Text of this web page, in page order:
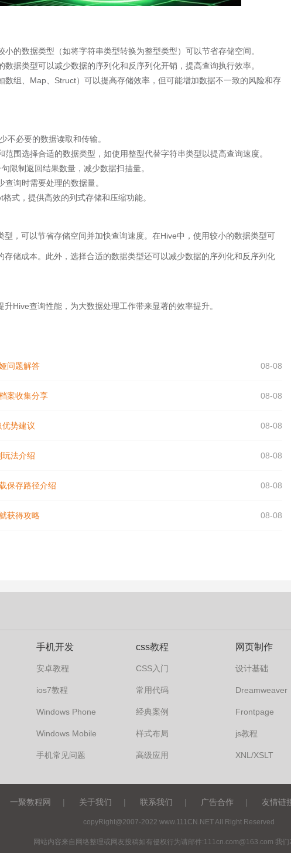
的数据类型（如将字符串类型转换为整型类型）可以节省存储空间。
据类型可以减少数据的序列化和反序列化开销，提高查询执行效率。
数组、Map、Struct）可以提高存储效率，但可能增加数据不一致的风险和存
不必要的数据读取和传输。
围选择合适的数据类型，如使用整型代替字符串类型以提高查询速度。
限制返回结果数量，减少数据扫描量。
询时需要处理的数据量。
式，提供高效的列式存储和压缩功能。
，可以节省存储空间并加快查询速度。在Hive中，使用较小的数据类型可
存储成本。此外，选择合适的数据类型还可以减少数据的序列化和反序列化
Hive查询性能，为大数据处理工作带来显著的效率提升。
问题解答 08-08
案收集分享 08-08
势建议 08-08
法介绍 08-08
保存路径介绍 08-08
获得攻略 08-08
手机开发
安卓教程
ios7教程
Windows Phone
Windows Mobile
手机常见问题
css教程
CSS入门
常用代码
经典案例
样式布局
高级应用
网页制作
设计基础
Dreamweaver
Frontpage
js教程
XNL/XSLT
一聚教程网 | 关于我们 | 联系我们 | 广告合作 | 友情链
copyRight@2007-2022 www.111CN.NET AII Right Reserved
网站内容来自网络整理或网友投稿如有侵权行为请邮件:111cn.com@163.com 我